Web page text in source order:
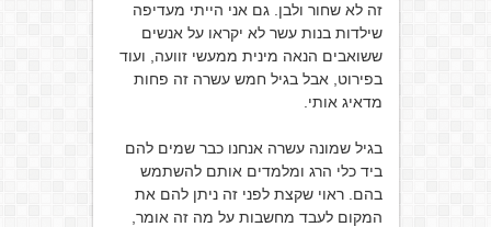
זה לא שחור ולבן. גם אני הייתי מעדיפה
שילדות בנות עשר לא יקראו על אנשים
ששואבים הנאה מינית ממעשי זוועה, ועוד
בפירוט, אבל בגיל חמש עשרה זה פחות
מדאיג אותי.
בגיל שמונה עשרה אנחנו כבר שמים להם
ביד כלי הרג ומלמדים אותם להשתמש
בהם. ראוי שקצת לפני זה ניתן להם את
המקום לעבד מחשבות על מה זה אומר,